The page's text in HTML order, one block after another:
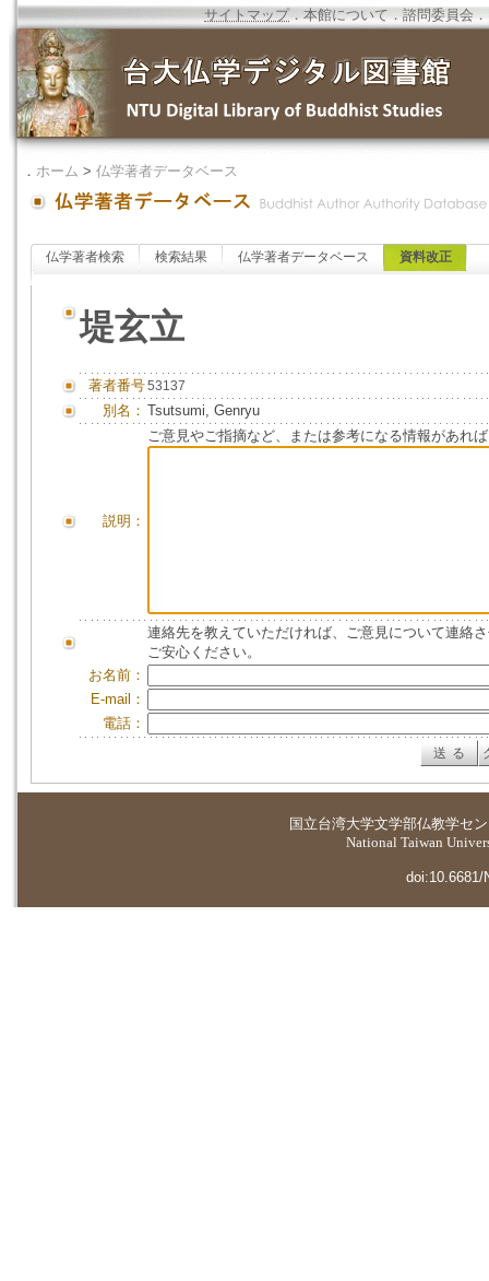
サイトマップ．本館について ．諮問委員会 ．
． ホーム > 仏学著者データベース
仏学著者検索 検索結果 仏学著者データベース 資料改正
堤玄立
著者番号53137
別名： Tsutsumi, Genryu
説明：
ご意見やご指摘など、または参考になる情報があれ
連絡先を教えていただければ、ご意見について連絡
ご安心ください。
お名前：
E-mail：
電話：
国立台湾大学文学部仏教学セ
National Taiwan
doi:10.6681/